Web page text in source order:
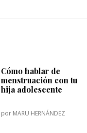
Cómo hablar de
menstruación con tu
hija adolescente
por MARU HERNÁNDEZ